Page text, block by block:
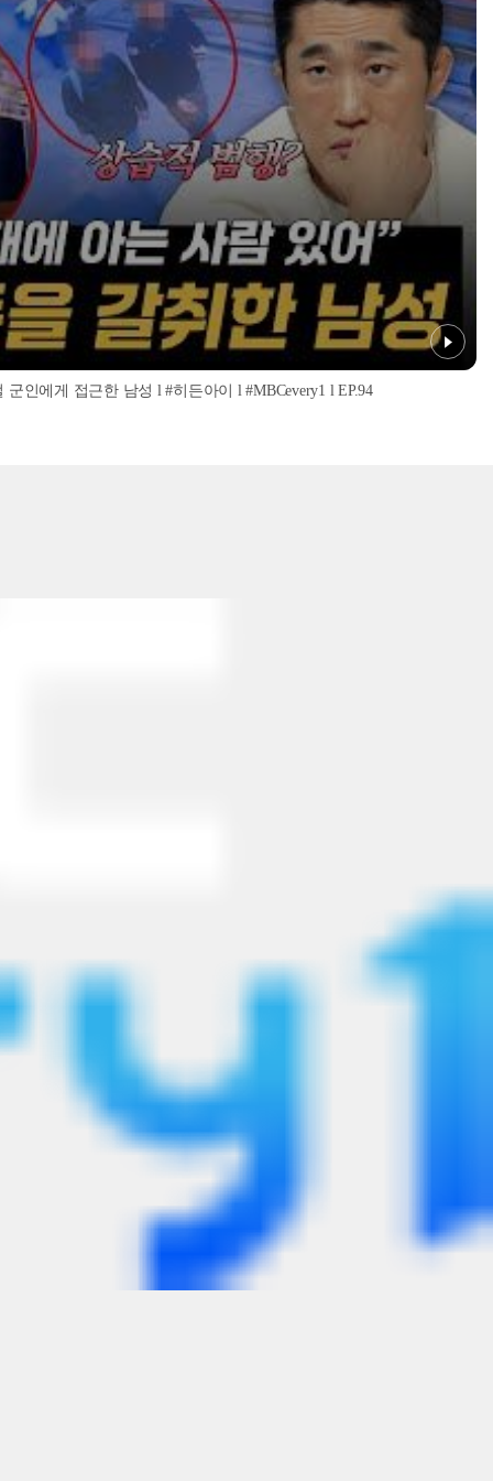
인에게 접근한 남성 l #히든아이 l #MBCevery1 l EP.94